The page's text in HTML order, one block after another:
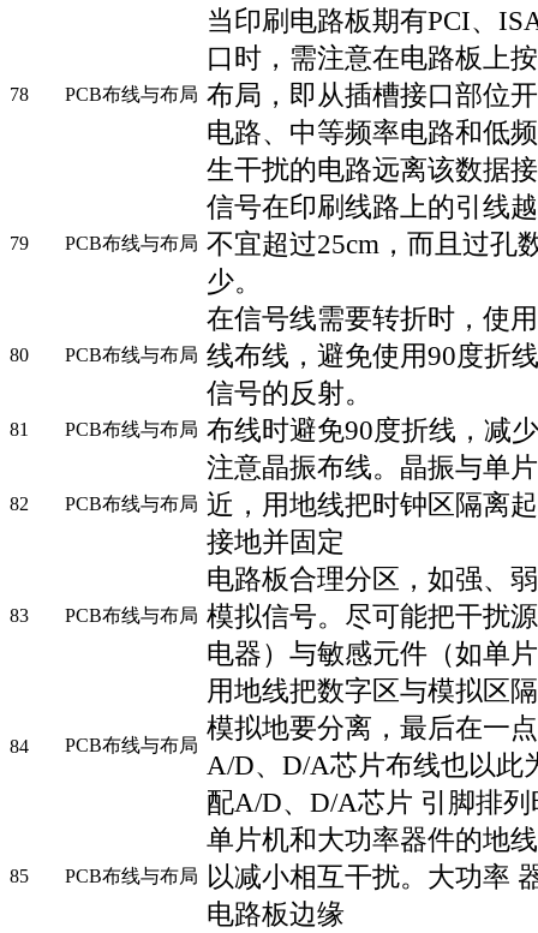
78 PCB布线与布局
当印刷电路板期有PCI、
口时，需注意在电路板上
布局，即从插槽接口部位
电路、中等频率电路和低
生干扰的电路远离该数据
79 PCB布线与布局
信号在印刷线路上的引线
不宜超过25cm，而且过孔
少。
80 PCB布线与布局
在信号线需要转折时，使
线布线，避免使用90度折
信号的反射。
81 PCB布线与布局 布线时避免90度折线，减
82 PCB布线与布局
注意晶振布线。晶振与单
近，用地线把时钟区隔离
接地并固定
83 PCB布线与布局
电路板合理分区，如强、
模拟信号。尽可能把干扰
电器）与敏感元件（如单
84 PCB布线与布局
用地线把数字区与模拟区
模拟地要分离，最后在一
A/D、D/A芯片布线也以此
配A/D、D/A芯片 引脚排
85 PCB布线与布局
单片机和大功率器件的地
以减小相互干扰。大功率
电路板边缘